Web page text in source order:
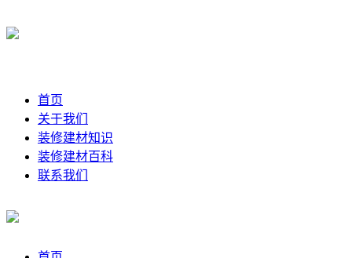
首页
关于我们
装修建材知识
装修建材百科
联系我们